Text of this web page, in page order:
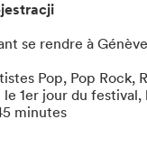
se rendre à
Pop, Pop Rock,
1er jour du
minutes